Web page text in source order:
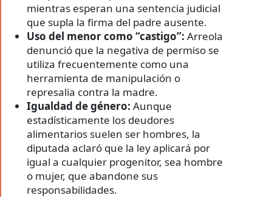
mientras esperan una sentencia judicial
que supla la firma del padre ausente.
Uso del menor como “castigo”: Arreola
denunció que la negativa de permiso se
utiliza frecuentemente como una
herramienta de manipulación o
represalia contra la madre.
Igualdad de género: Aunque
estadísticamente los deudores
alimentarios suelen ser hombres, la
diputada aclaró que la ley aplicará por
igual a cualquier progenitor, sea hombre
o mujer, que abandone sus
responsabilidades.